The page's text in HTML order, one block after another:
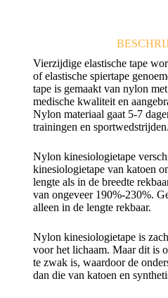
Vierzijdige elastische tape
of elastische spiertape
tape is gemaakt van nylon
medische kwaliteit en
Nylon materiaal gaat 5-7
trainingen en sportwedstrijden.
Nylon kinesiologietape
kinesiologietape van katoen
lengte als in de breedte
van ongeveer 190%-230%.
alleen in de lengte rekbaar.
Nylon kinesiologietape is
voor het lichaam. Maar dit is
te zwak is, waardoor de
dan die van katoen en